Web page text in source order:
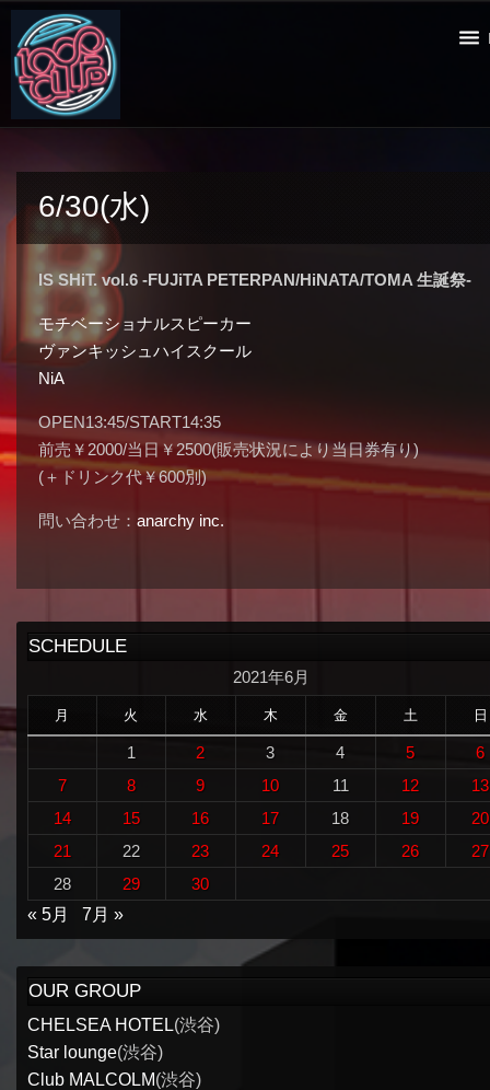
6/30(水)
IS SHiT. vol.6 -FUJiTA PETERPAN/HiNATA/TOMA 生誕祭-
モチベーショナルスピーカー
ヴァンキッシュハイスクール
NiA
OPEN13:45/START14:35
前売￥2000/当日￥2500(販売状況により当日券有り)
(＋ドリンク代￥600別)
問い合わせ：anarchy inc.
SCHEDULE
2021年6月
月 火 水 木 金 土 日
1 2 3 4 5
6
7
8 9 10 11 12
13
14
15 16 17 18 19
20
21
22 23 24 25 26
27
28
29
30
« 5月
7月 »
OUR GROUP
CHELSEA HOTEL(渋谷)
Star lounge(渋谷)
Club MALCOLM(渋谷)